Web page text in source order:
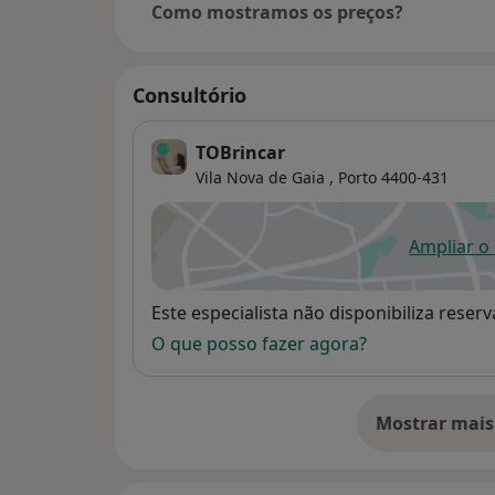
necessárias para realizar a tarefa, com
tomar banho, interagir com outras crianças,
dificuldade persiste no tempo, sugiro que
Ocupacional, visto que somos
conhecimento e as ferramentas
Como mostramos os preços?
Consultório
TOBrincar
Vila Nova de Gaia , Porto 4400-431
Ampliar o
Disponibilidade
Este especialista não disponibiliza
O que posso fazer agora?
Mostrar